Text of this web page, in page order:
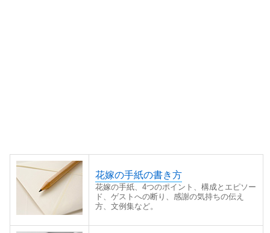
花嫁の手紙の書き方
花嫁の手紙、4つのポイント、構成とエピソー
ド、ゲストへの断り、感謝の気持ちの伝え
方、文例集など。